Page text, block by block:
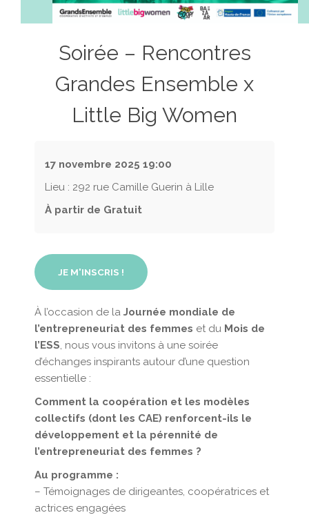
Soirée – Rencontres
Grandes Ensemble x
Little Big Women
17 novembre 2025 19:00
Lieu : 292 rue Camille Guerin à Lille
À partir de Gratuit
JE M'INSCRIS !
À l’occasion de la Journée mondiale de
l’entrepreneuriat des femmes et du Mois de
l’ESS, nous vous invitons à une soirée
d’échanges inspirants autour d’une question
essentielle :
Comment la coopération et les modèles
collectifs (dont les CAE) renforcent-ils le
développement et la pérennité de
l’entrepreneuriat des femmes ?
Au programme :
– Témoignages de dirigeantes, coopératrices et
actrices engagées